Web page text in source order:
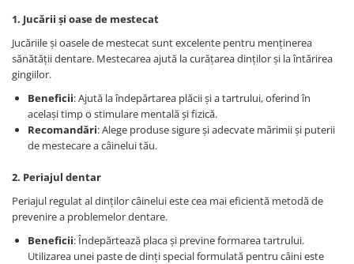
1. Jucării și oase de mestecat
Jucăriile și oasele de mestecat sunt excelente pentru menținerea
sănătății dentare. Mestecarea ajută la curățarea dinților și la întărirea
gingiilor.
Beneficii: Ajută la îndepărtarea plăcii și a tartrului, oferind în
același timp o stimulare mentală și fizică.
Recomandări: Alege produse sigure și adecvate mărimii și puterii
de mestecare a câinelui tău.
2. Periajul dentar
Periajul regulat al dinților câinelui este cea mai eficientă metodă de
prevenire a problemelor dentare.
Beneficii: Îndepărtează placa și previne formarea tartrului.
Utilizarea unei paste de dinți special formulată pentru câini este